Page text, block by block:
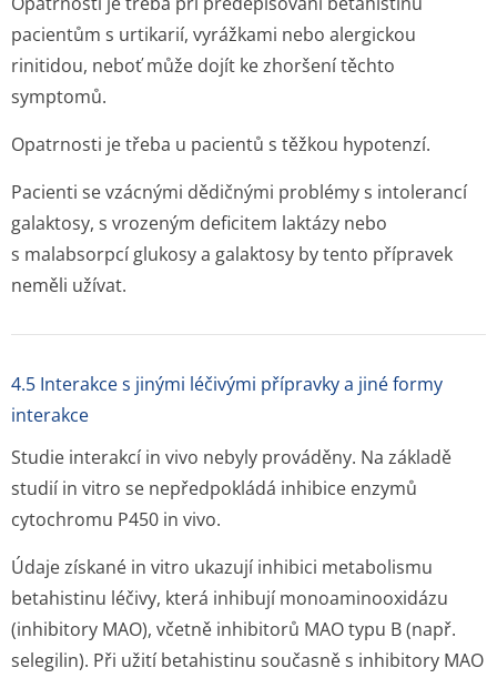
pacientům s urtikarií, vyrážkami nebo alergickou
rinitidou, neboť může dojít ke zhoršení těchto
symptomů.
Opatrnosti je třeba u pacientů s těžkou hypotenzí.
Pacienti se vzácnými dědičnými problémy s intolerancí
galaktosy, s vrozeným deficitem laktázy nebo
s malabsorpcí glukosy a galaktosy by tento přípravek
neměli užívat.
4.5 Interakce s jinými léčivými přípravky a jiné formy
interakce
Studie interakcí in vivo nebyly prováděny. Na základě
studií in vitro se nepředpokládá inhibice enzymů
cytochromu P450 in vivo.
Údaje získané in vitro ukazují inhibici metabolismu
betahistinu léčivy, která inhibují monoaminooxidázu
(inhibitory MAO), včetně inhibitorů MAO typu B (např.
selegilin). Při užití betahistinu současně s inhibitory MAO